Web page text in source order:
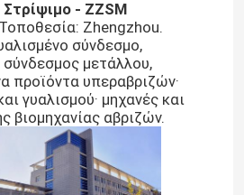
- ZZSM
Zhengzhou.
σύνδεσμο,
σύνδεσμος μετάλλου,
προϊόντα υπεραβριζών·
γυαλισμού· μηχανές και
βιομηχανίας αβριζών.